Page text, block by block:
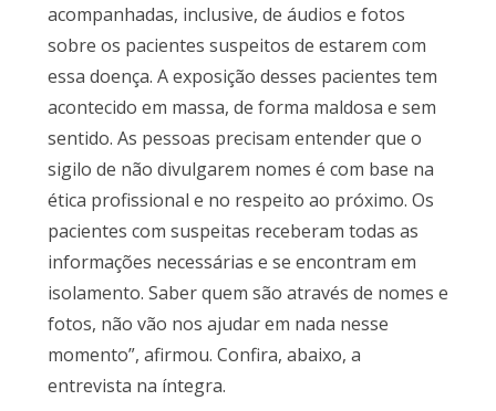
acompanhadas, inclusive, de áudios e fotos
sobre os pacientes suspeitos de estarem com
essa doença. A exposição desses pacientes tem
acontecido em massa, de forma maldosa e sem
sentido. As pessoas precisam entender que o
sigilo de não divulgarem nomes é com base na
ética profissional e no respeito ao próximo. Os
pacientes com suspeitas receberam todas as
informações necessárias e se encontram em
isolamento. Saber quem são através de nomes e
fotos, não vão nos ajudar em nada nesse
momento”, afirmou. Confira, abaixo, a
entrevista na íntegra.